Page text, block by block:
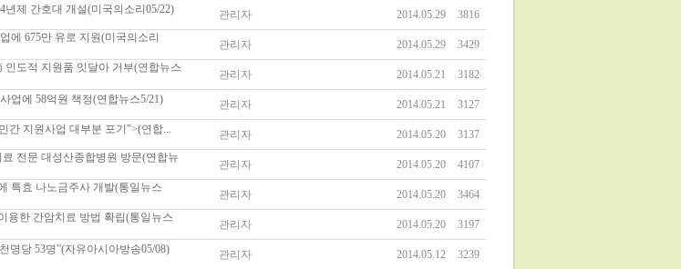
년제 간호대 개설(미국의소리05/22) 관리자 2014.05.29 3816
에 675만 유로 지원(미국의소리
관리자 2014.05.29 3429
인도적 지원품 잇달아 거부(연합뉴스
관리자 2014.05.21 3182
업에 58억원 책정(연합뉴스5/21) 관리자 2014.05.21 3127
간 지원사업 대부분 포기">(연합... 관리자 2014.05.20 3137
전문 대성산종합병원 방문(연합뉴
관리자 2014.05.20 4107
특효 나노금주사 개발(통일뉴스
관리자 2014.05.20 3464
용한 간암치료 방법 확립(통일뉴스
관리자 2014.05.20 3197
명당 53명”(자유아시아방송05/08) 관리자 2014.05.12 3239